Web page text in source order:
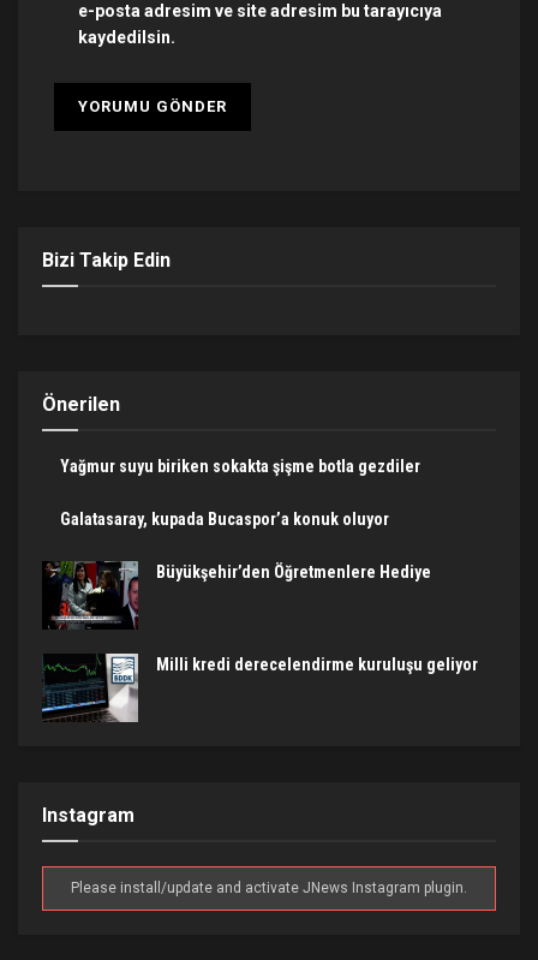
e-posta adresim ve site adresim bu tarayıcıya
kaydedilsin.
Bizi Takip Edin
Önerilen
Yağmur suyu biriken sokakta şişme botla gezdiler
Galatasaray, kupada Bucaspor’a konuk oluyor
Büyükşehir’den Öğretmenlere Hediye
Milli kredi derecelendirme kuruluşu geliyor
Instagram
Please install/update and activate JNews Instagram plugin.